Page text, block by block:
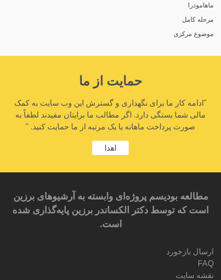
ماهامودرا
مرحله کامل
موضوع مرکزی
حمایت از ما
"ادامه کار ما برای نگهداری و گسترش این وب سایت به کمک
مالی شما بستگی دارد. اگر مطالب ما برایتان مفیدند لطفاً به
صورت پرداخت ماهانه یا یک مرتبه از ما حمایت کنید. "
اهدا
مطالعه بودیسم پروژه‌ای وابسته به آرشیوهای برزین
است که توسط دکتر الکساندر برزین پایه‌گذاری شده
است.
ارسال بازخورد
FAQ
نقشه سایت